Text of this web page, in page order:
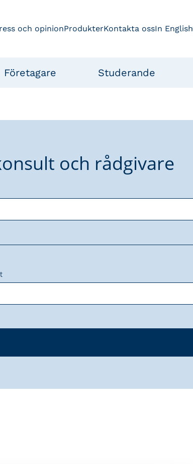
och opinionProdukterKontakta ossIn English
Företagare Studerande
och rådgivare